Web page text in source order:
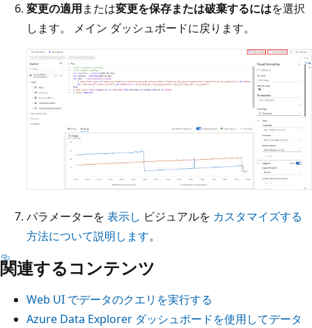
変更の適用または変更を保存または破棄するにはを選択
します。 メイン ダッシュボードに戻ります。
パラメーターを 表示し ビジュアルを カスタマイズする
方法について説明します。
関連するコンテンツ
Web UI でデータのクエリを実行する
Azure Data Explorer ダッシュボードを使用してデータ